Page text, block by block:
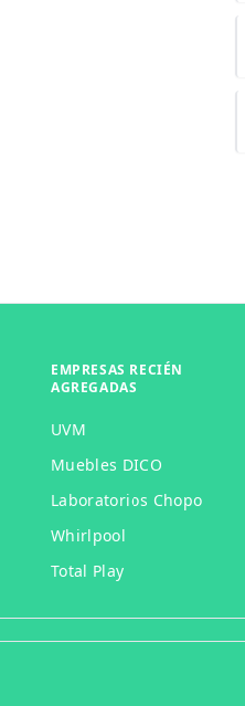
EMPRESAS RECIÉN
AGREGADAS
UVM
Muebles DICO
Laboratorios Chopo
Whirlpool
Total Play